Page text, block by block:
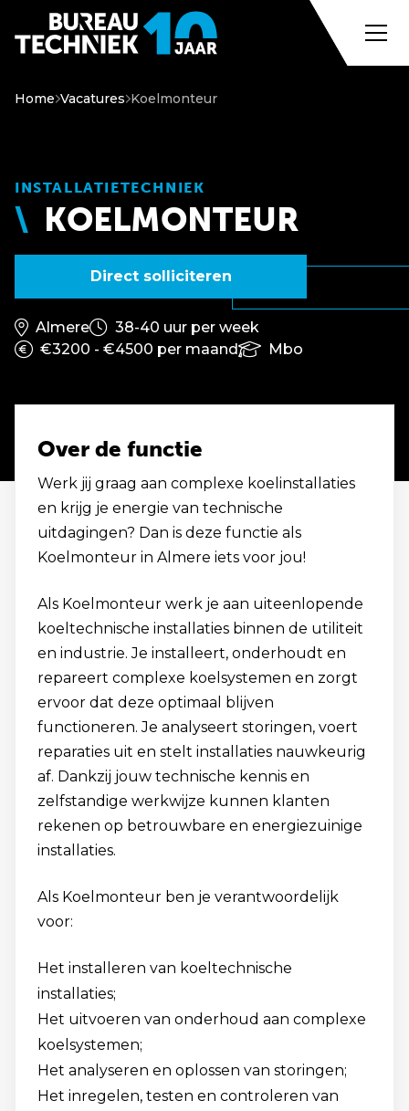
Home Vacatures Koelmonteur
INSTALLATIETECHNIEK
KOELMONTEUR
Direct solliciteren
Almere
38-40 uur per week
€3200 - €4500 per maand
Mbo
Over de functie
Werk jij graag aan complexe koelinstallaties
en krijg je energie van technische
uitdagingen? Dan is deze functie als
Koelmonteur in Almere iets voor jou!
Als Koelmonteur werk je aan uiteenlopende
koeltechnische installaties binnen de utiliteit
en industrie. Je installeert, onderhoudt en
repareert complexe koelsystemen en zorgt
ervoor dat deze optimaal blijven
functioneren. Je analyseert storingen, voert
reparaties uit en stelt installaties nauwkeurig
af. Dankzij jouw technische kennis en
zelfstandige werkwijze kunnen klanten
rekenen op betrouwbare en energiezuinige
installaties.
Als Koelmonteur ben je verantwoordelijk
voor:
Het installeren van koeltechnische
installaties;
Het uitvoeren van onderhoud aan complexe
koelsystemen;
Het analyseren en oplossen van storingen;
Het inregelen, testen en controleren van